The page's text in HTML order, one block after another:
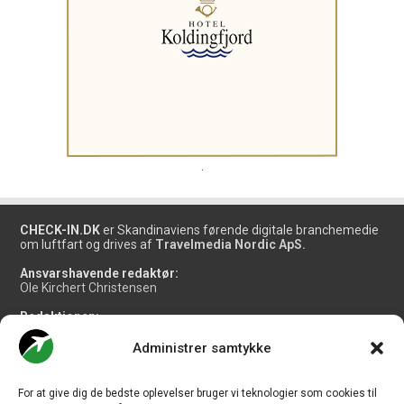
Administrer samtykke
For at give dig de bedste oplevelser bruger vi teknologier som cookies til
CHECK-IN.DK er Skandinaviens førende digitale branchemedie
om luftfart og drives af Travelmedia Nordic ApS.
Ansvarshavende redaktør:
Ole Kirchert Christensen
Redaktionen:
Christian Granhøj Skouboe
Henrik Baumgarten
Danny Longhi Andreasen